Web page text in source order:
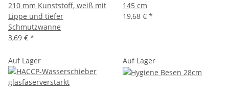
210 mm Kunststoff, weiß mit
Lippe und tiefer
Schmutzwanne
3,69 € *
145 cm
19,68 € *
Auf Lager Auf Lager